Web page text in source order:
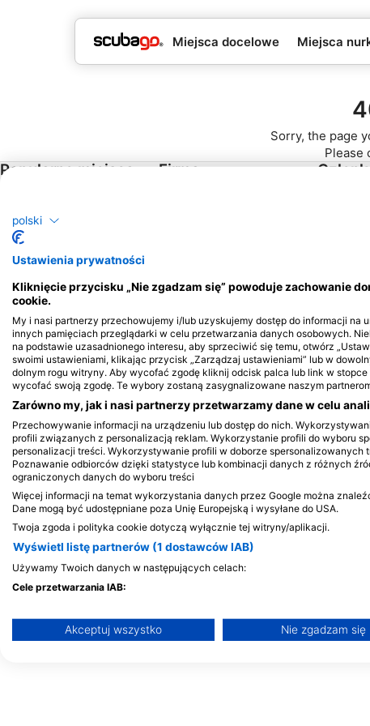
Miejsca docelowe Miejsca
Sorry, the page
Please
Popularne miejsca
Tajlandia
Egipt
Hiszpania
Indonezja
Floryda
Filipiny
Meksyk
Malediwy
Firma
Warunki Korzystania
Imprint
polski
Ustawienia prywatności
Kliknięcie przycisku „Nie zgadzam się” powoduje zachowanie
cookie.
My i nasi partnerzy przechowujemy i/lub uzyskujemy dostęp do informacji
innych pamięciach przeglądarki w celu przetwarzania danych osobowych.
na podstawie uzasadnionego interesu, aby sprzeciwić się temu, otwórz
swoimi ustawieniami, klikając przycisk „Zarządzaj ustawieniami” lub w
dolnym rogu witryny. Aby wycofać zgodę kliknij odcisk palca lub link w
wycofać swoją zgodę. Te wybory zostaną zasygnalizowane naszym
Zarówno my, jak i nasi partnerzy przetwarzamy dane w celu
Przechowywanie informacji na urządzeniu lub dostęp do nich.
profili związanych z personalizacją reklam. Wykorzystanie profili do wyboru
personalizacji treści. Wykorzystywanie profili w doborze spersonalizowanych
Poznawanie odbiorców dzięki statystyce lub kombinacji danych z różnych
ograniczonych danych do wyboru treści
Więcej informacji na temat wykorzystania danych przez Google można
Dane mogą być udostępniane poza Unię Europejską i wysyłane do USA.
Twoja zgoda i polityka cookie dotyczą wyłącznie tej witryny/aplikacji.
Wyświetl listę partnerów (1 dostawców IAB)
Używamy Twoich danych w następujących celach:
Cele przetwarzania IAB:
Wykorzystywanie ograniczonych danych do wyboru reklam
Akceptuj wszystko Nie zgadzam się